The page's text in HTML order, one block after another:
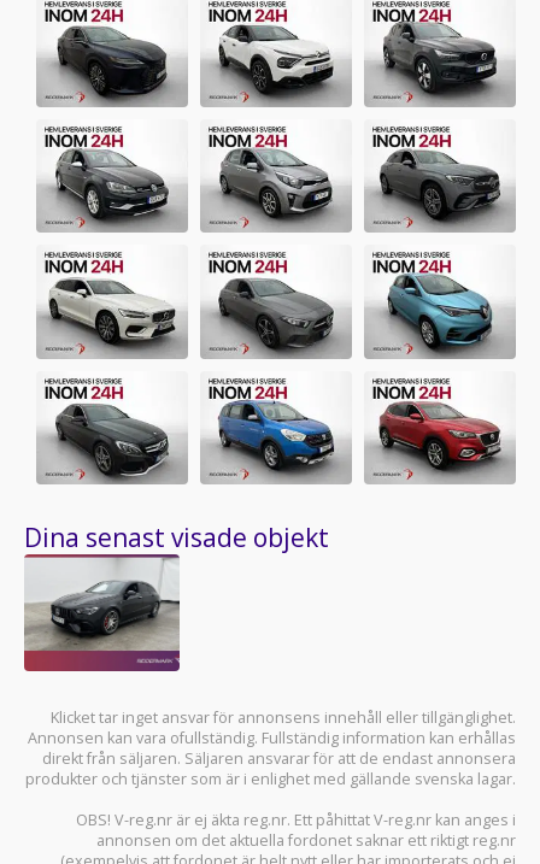
Dina senast visade objekt
Klicket tar inget ansvar för annonsens innehåll eller tillgänglighet.
Annonsen kan vara ofullständig. Fullständig information kan erhållas
direkt från säljaren. Säljaren ansvarar för att de endast annonsera
produkter och tjänster som är i enlighet med gällande svenska lagar.
OBS! V-reg.nr är ej äkta reg.nr. Ett påhittat V-reg.nr kan anges i
annonsen om det aktuella fordonet saknar ett riktigt reg.nr